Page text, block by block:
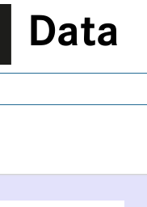
Data